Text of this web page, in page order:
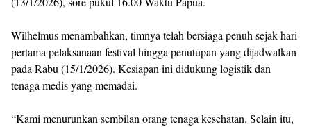
Wilhelmus menambahkan, timnya telah bersiaga penuh sejak hari
pertama pelaksanaan festival hingga penutupan yang dijadwalkan
pada Rabu (15/1/2026). Kesiapan ini didukung logistik dan
tenaga medis yang memadai.
“Kami menurunkan sembilan orang tenaga kesehatan. Selain itu,